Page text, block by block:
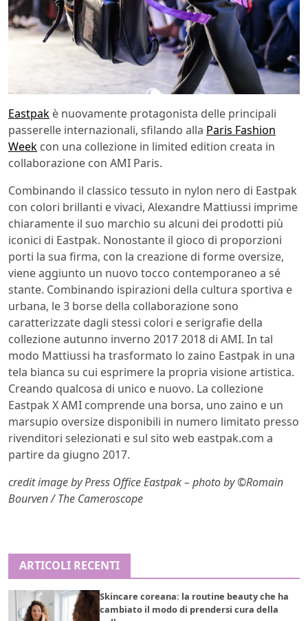
Eastpak è nuovamente protagonista delle principali
passerelle internazionali, sfilando alla Paris Fashion
Week con una collezione in limited edition creata in
collaborazione con AMI Paris.
Combinando il classico tessuto in nylon nero di Eastpak
con colori brillanti e vivaci, Alexandre Mattiussi imprime
chiaramente il suo marchio su alcuni dei prodotti più
iconici di Eastpak. Nonostante il gioco di proporzioni
porti la sua firma, con la creazione di forme oversize,
viene aggiunto un nuovo tocco contemporaneo a sé
stante. Combinando ispirazioni della cultura sportiva e
urbana, le 3 borse della collaborazione sono
caratterizzate dagli stessi colori e serigrafie della
collezione autunno inverno 2017 2018 di AMI. In tal
modo Mattiussi ha trasformato lo zaino Eastpak in una
tela bianca su cui esprimere la propria visione artistica.
Creando qualcosa di unico e nuovo. La collezione
Eastpak X AMI comprende una borsa, uno zaino e un
marsupio oversize disponibili in numero limitato presso
rivenditori selezionati e sul sito web eastpak.com a
partire da giugno 2017.
credit image by Press Office Eastpak – photo by ©Romain
Bourven / The Cameroscope
ARTICOLI RECENTI
Skincare coreana: la routine beauty che ha
cambiato il modo di prendersi cura della